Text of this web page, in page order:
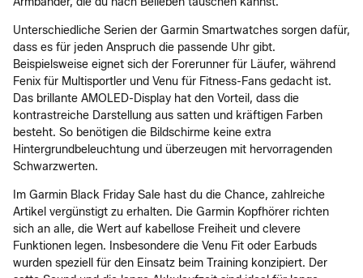
Unterschiedliche Serien der Garmin Smartwatches sorgen dafür,
dass es für jeden Anspruch die passende Uhr gibt.
Beispielsweise eignet sich der Forerunner für Läufer, während
Fenix für Multisportler und Venu für Fitness-Fans gedacht ist.
Das brillante AMOLED-Display hat den Vorteil, dass die
kontrastreiche Darstellung aus satten und kräftigen Farben
besteht. So benötigen die Bildschirme keine extra
Hintergrundbeleuchtung und überzeugen mit hervorragenden
Schwarzwerten.
Im Garmin Black Friday Sale hast du die Chance, zahlreiche
Artikel vergünstigt zu erhalten. Die Garmin Kopfhörer richten
sich an alle, die Wert auf kabellose Freiheit und clevere
Funktionen legen. Insbesondere die Venu Fit oder Earbuds
wurden speziell für den Einsatz beim Training konzipiert. Der